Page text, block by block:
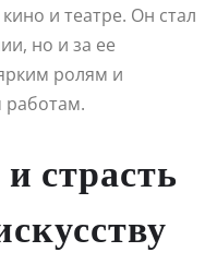
и театре. Он стал
но и за ее
ролям и
работам.
страсть